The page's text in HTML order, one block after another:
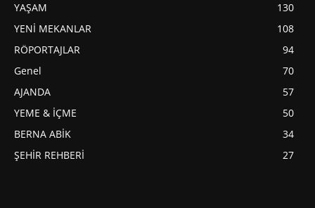
YAŞAM
130
YENİ MEKANLAR
108
RÖPORTAJLAR
94
Genel
70
AJANDA
57
YEME & İÇME
50
BERNA ABİK
34
ŞEHİR REHBERİ
27